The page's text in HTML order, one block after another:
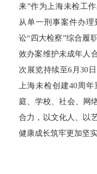
来”作为上海未检工
从单一刑事案件办
讼“四大检察”综合履
效办案维护未成年人
次展览持续至6月30
上海未检创建40周
庭、学校、社会、网
合力，以文化人、以
健康成长筑牢更加坚